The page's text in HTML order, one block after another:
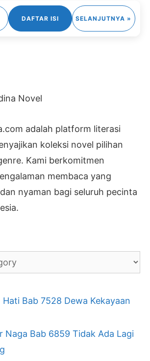
DAFTAR ISI SELANJUTNYA »
Novel
adalah platform literasi
koleksi novel pilihan
Kami berkomitmen
membaca yang
nyaman bagi seluruh pecinta
Hati Bab 7528 Dewa Kekayaan
Naga Bab 6859 Tidak Ada Lagi